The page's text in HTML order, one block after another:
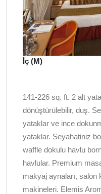
İç (M)
141-226 sq. ft. 2 alt
dönüştürülebilir, duş.
yataklar ve ince
yataklar. Seyahatiniz
waffle dokulu havlu
havlular. Premium
makyaj aynaları,
makineleri. Elemis